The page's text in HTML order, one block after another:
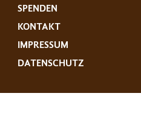
SPENDEN
KONTAKT
IMPRESSUM
DATENSCHUTZ